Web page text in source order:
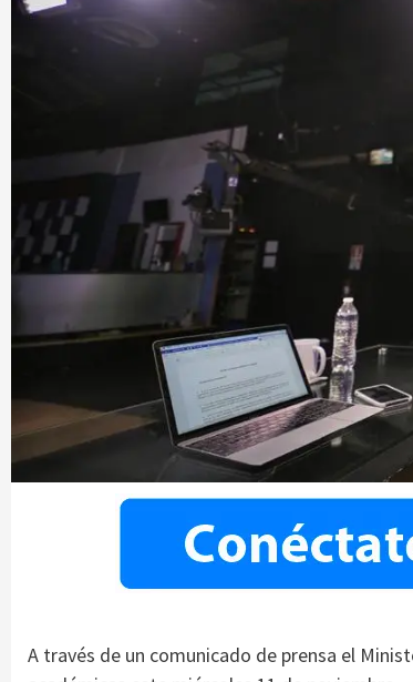
A través de un comunicado de prensa el